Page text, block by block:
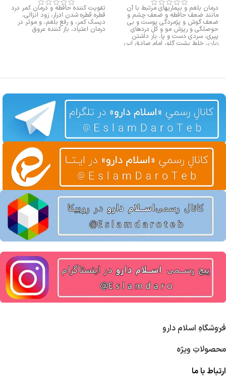
درمان بلغم و بیماریهای مرتبط با آن
مانند ضعف حافظه و ضعف چشم و
ضعف گوش و پژمردگی پوست و بی
حوصلگی و ریزش مو و کل دردهای
پیری، سردی دست و پا، بار داشتن
زبان، خلط پشت گلو، امام صادق این
تقویت کننده حافظه و درمان کمر درد
قطره قطره شدن ادرار، زود انزالی،
دیسک کمر، و رفع بلغم، و موثر در
درمان اعتیاد، باز کننده عروق
فروشگاهِ اسلام دارو
محصولاتِ ویژه
ارتباط با ما